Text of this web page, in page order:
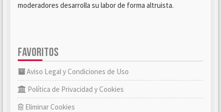
moderadores desarrolla su labor de forma altruista.
FAVORITOS
Aviso Legal y Condiciones de Uso
Política de Privacidad y Cookies
Eliminar Cookies